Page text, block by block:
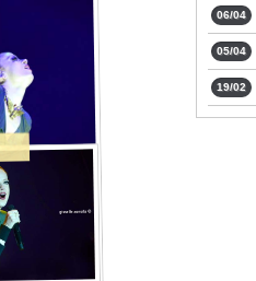
06/04
05/04
19/02